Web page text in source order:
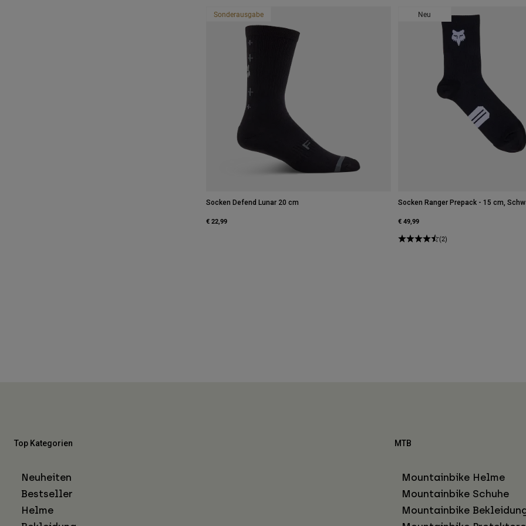
Sonderausgabe
Socken Defend Lunar 20 cm
€ 22,99
Neu
Socken Ranger Prepack - 15 cm,
€ 49,99
(2)
Top Kategorien
Neuheiten
Bestseller
Helme
MTB
Mountainbike Helme
Mountainbike Schuhe
Mountainbike